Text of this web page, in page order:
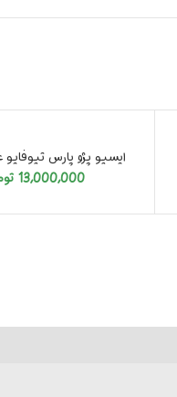
تمام شد
ایسیو پژو پارس
13,000,000